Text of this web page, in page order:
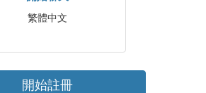
繁體中文
開始註冊